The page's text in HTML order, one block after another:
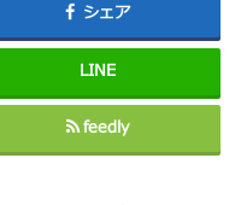
シェア
LINE
feedly